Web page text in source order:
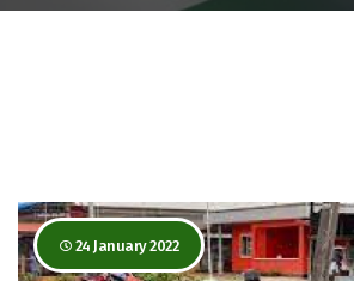
24 January 2022